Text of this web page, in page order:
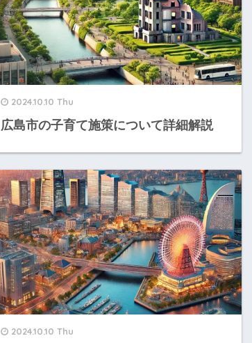
2024.10.10 Thu
広島市の子育て施策について詳細解説
2024.10.10 Thu